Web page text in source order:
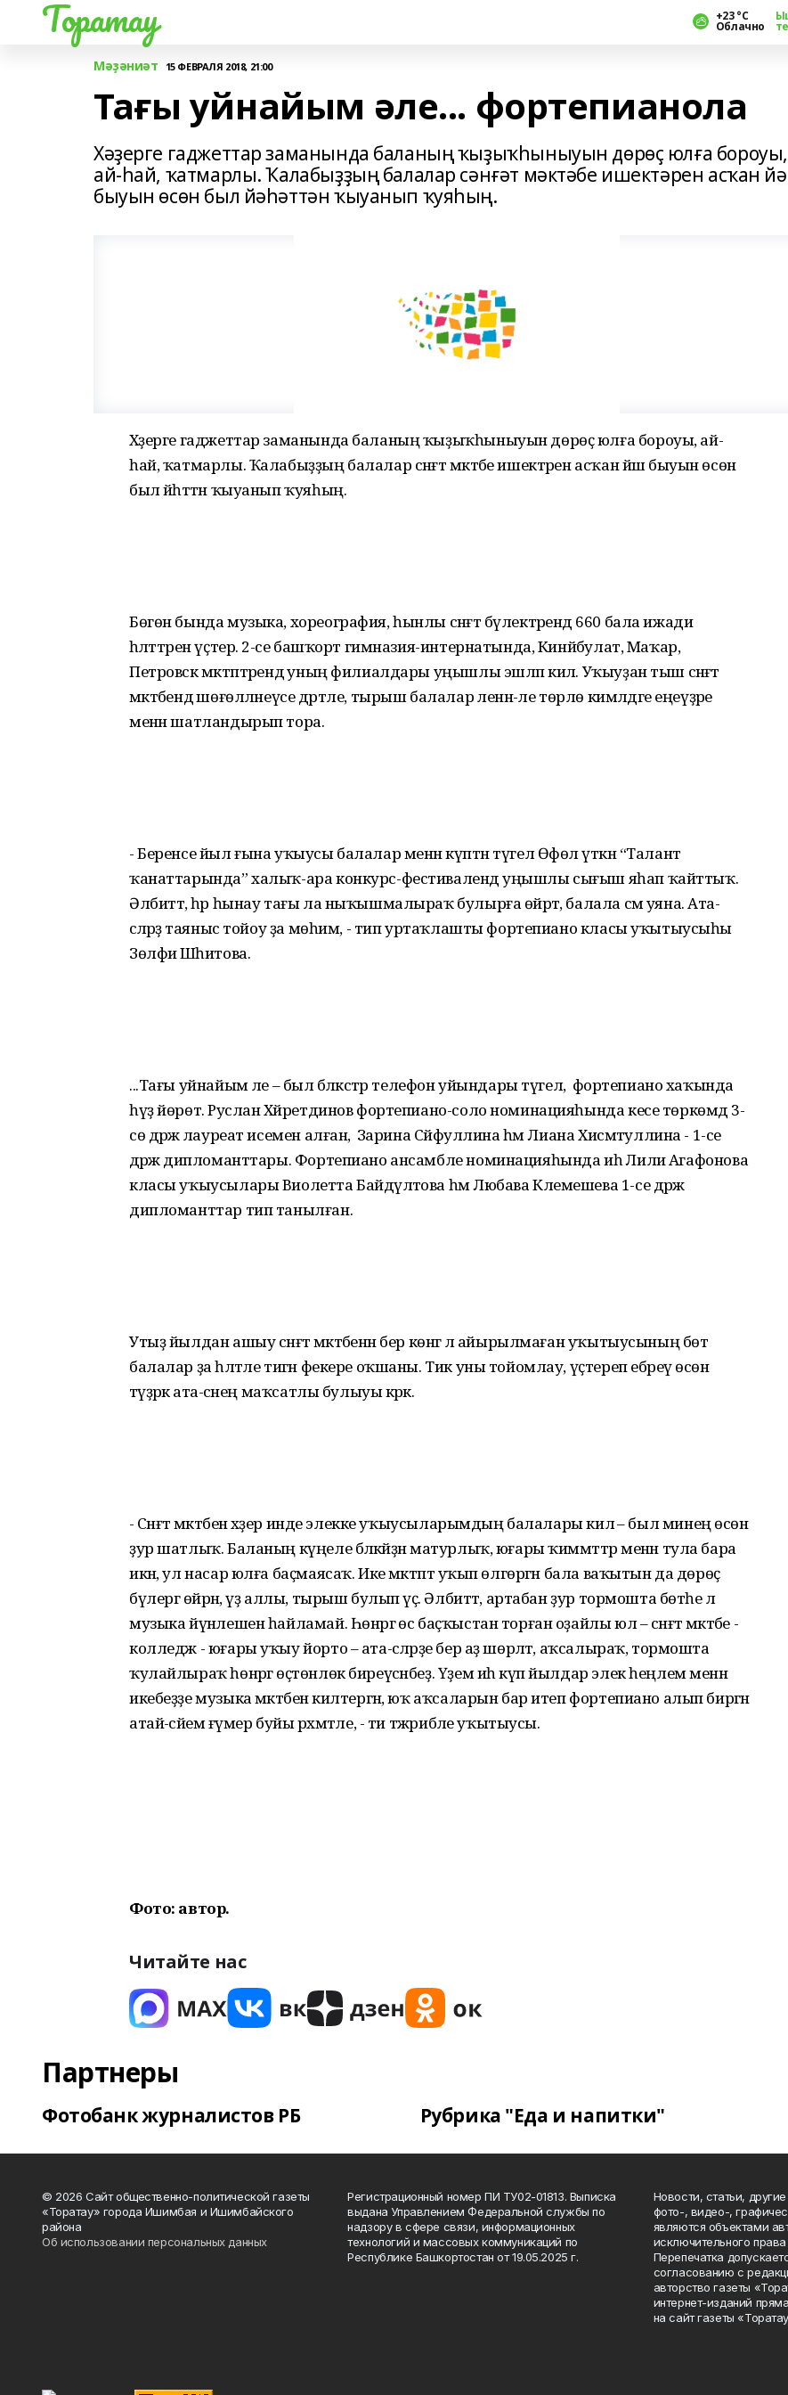
Торатау +23 °С
Облачно
Мәҙәниәт 15 ФЕВРАЛЯ 2018, 21:00
Тағы уйнайым әле... фортепианола
Хәҙерге гаджеттар заманында баланың ҡыҙыҡһыныуын дөрөҫ юлға бороуы,
ай-һай, ҡатмарлы. Ҡалабыҙҙың балалар сәнғәт мәктәбе ишектәрен асҡан
быуын өсөн был йәһәттән ҡыуанып ҡуяһың.
Хәҙерге гаджеттар заманында баланың ҡыҙыҡһыныуын дөрөҫ юлға бороуы, ай-
һай, ҡатмарлы. Ҡалабыҙҙың балалар сәнғәт мәктәбе ишектәрен асҡан йәш быуын өсөн
был йәһәттән ҡыуанып ҡуяһың.
Бөгөн бында музыка, хореография, һынлы сәнғәт бүлектәрендә 660 бала ижади
һәләттәрен үҫтерә. 2-се башҡорт гимназия-интернатында, Кинйәбулат, Маҡар,
Петровск мәктәптәрендә уның филиалдары уңышлы эшләп килә. Уҡыуҙан тыш сәнғәт
мәктәбендә шөғөлләнеүсе дәртле, тырыш балалар әленән-әле төрлө кимәлдәге еңеүҙәре
менән шатландырып тора.
- Беренсе йыл ғына уҡыусы балалар менән күптән түгел Өфөлә үткән “Талант
ҡанаттарында” халыҡ-ара конкурс-фестивалендә уңышлы сығыш яһап ҡайттыҡ.
Әлбиттә, һәр һынау тағы ла ныҡышмалыраҡ булырға өйрәтә, балала сәм уяна. Ата-
әсәләрҙә таяныс тойоу ҙа мөһим, - тип уртаҡлашты фортепиано класы уҡытыусыһы
Зөлфиә Шәһитова.
...Тағы уйнайым әле – был бәләкәстәр телефон уйындары түгел, ә фортепиано хаҡында
һүҙ йөрөтә. Руслан Хәйретдинов фортепиано-соло номинацияһында кесе төркөмдә 3-
сө дәрәжә лауреат исемен алған, ә Зарина Сәйфуллина һәм Лиана Хисмәтуллина - 1-се
дәрәжә дипломанттары. Фортепиано ансамбле номинацияһында иһә Лилиә Агафонова
класы уҡыусылары Виолетта Байдәүләтова һәм Любава Клемешева 1-се дәрәжә
дипломанттар тип танылған.
Утыҙ йылдан ашыу сәнғәт мәктәбенән бер көнгә лә айырылмаған уҡытыусының бөтә
балалар ҙа һәләтле тигән фекере оҡшаны. Тик уны тойомлау, үҫтереп ебәреү өсөн
тәүҙәрәк ата-әсәнең маҡсатлы булыуы кәрәк.
- Сәнғәт мәктәбенә хәҙер инде элекке уҡыусыларымдың балалары килә – был минең өсөн
ҙур шатлыҡ. Баланың күңеле бәләкәйҙән матурлыҡ, юғары ҡиммәттәр менән тула бара
икән, ул насар юлға баҫмаясаҡ. Ике мәктәптә уҡып өлгөргән бала ваҡытын да дөрөҫ
бүлергә өйрәнә, үҙ аллы, тырыш булып үҫә. Әлбиттә, артабан ҙур тормошта бөтәһе лә
музыка йүнәлешен һайламай. Һөнәргә өс баҫҡыстан торған оҙайлы юл – сәнғәт мәктәбе -
колледж - юғары уҡыу йорто – ата-әсәләрҙе бер аҙ шөрләтә, аҡсалыраҡ, тормошта
ҡулайлыраҡ һөнәргә өҫтөнлөк биреүсәнбеҙ. Үҙем иһә күп йылдар элек һеңлем менән
икебеҙҙе музыка мәктәбенә килтергән, юҡ аҡсаларын бар итеп фортепиано алып биргән
атай-әсәйемә ғүмер буйы рәхмәтле, - ти тәжрибәле уҡытыусы.
Фото: автор.
Читайте нас
Партнеры
Фотобанк журналистов РБ Рубрика "Еда и напитки"
© 2026 Сайт общественно-политической газеты
«Торатау» города Ишимбая и Ишимбайского
района
Об использовании персональных данных
Регистрационный номер ПИ ТУ02-01813. Выписка
выдана Управлением Федеральной службы по
надзору в сфере связи, информационных
технологий и массовых коммуникаций по
Республике Башкортостан от 19.05.2025 г.
Новости, статьи,
фото-, видео-,
являются объектами
исключительного
Перепечатка
согласованию с
авторство газеты
интернет-изданий
на сайт газеты